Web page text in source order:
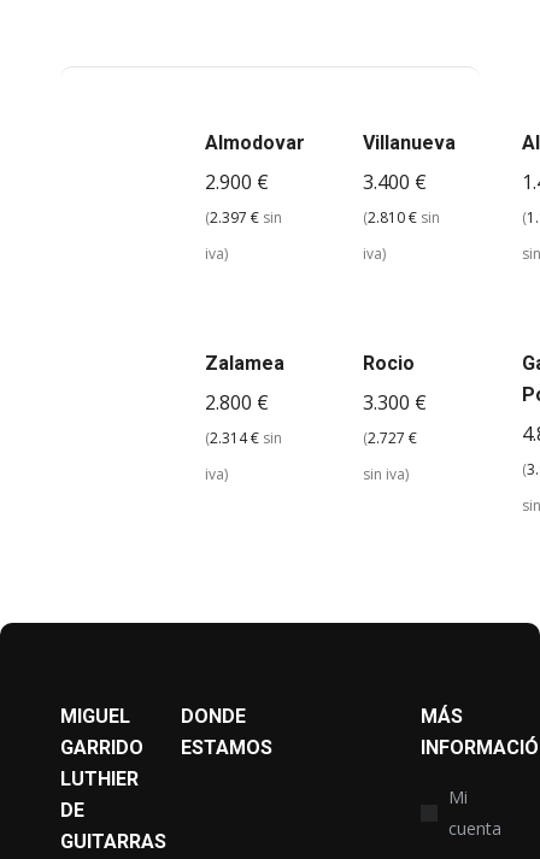
Almodovar
2.900 €
(2.397 € sin
iva)
Villanueva
3.400 €
(2.810€ sin
iva)
(
Zalamea
2.800 €
(2.314€ sin
iva)
Rocio
3.300 €
(2.727€
sin iva)
(
MIGUEL
GARRIDO
LUTHIER
DE
GUITARRAS
DONDE
ESTAMOS
MÁS
Mi
cuenta